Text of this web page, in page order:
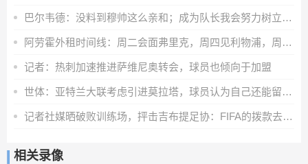
巴尔韦德：没料到穆帅这么亲和；成为队长我会努力树立正向表率
阿劳霍外租时间线：周二会面弗里克，周四见利物浦，周五晚间敲定
记者：热刺加速推进萨维尼奥转会，球员也倾向于加盟
世体：亚特兰大联考虑引进莫拉塔，球员认为自己还能留在顶级联赛
记者社媒晒破败训练场，抨击吉布提足协：FIFA的拨款去哪里了？
相关录像